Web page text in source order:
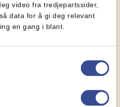
video fra tredjepartssider,
data for å gi deg relevant
en gang i blant.